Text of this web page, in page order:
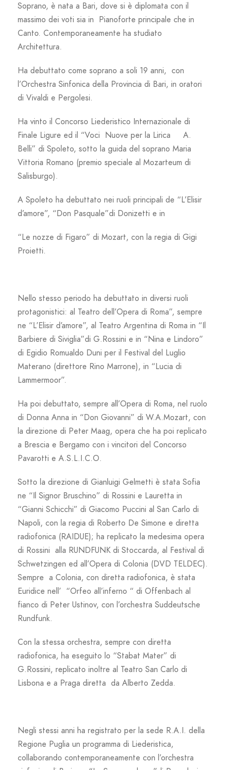
Soprano, è nata a Bari, dove si è diplomata con il
massimo dei voti sia in Pianoforte principale che in
Canto. Contemporaneamente ha studiato
Architettura.
Ha debuttato come soprano a soli 19 anni, con
l’Orchestra Sinfonica della Provincia di Bari, in oratori
di Vivaldi e Pergolesi.
Ha vinto il Concorso Liederistico Internazionale di
Finale Ligure ed il “Voci Nuove per la Lirica A.
Belli” di Spoleto, sotto la guida del soprano Maria
Vittoria Romano (premio speciale al Mozarteum di
Salisburgo).
A Spoleto ha debuttato nei ruoli principali de “L’Elisir
d’amore”, “Don Pasquale”di Donizetti e in
“Le nozze di Figaro” di Mozart, con la regia di Gigi
Proietti.
Nello stesso periodo ha debuttato in diversi ruoli
protagonistici: al Teatro dell’Opera di Roma”, sempre
ne “L’Elisir d’amore”, al Teatro Argentina di Roma in “Il
Barbiere di Siviglia”di G.Rossini e in “Nina e Lindoro”
di Egidio Romualdo Duni per il Festival del Luglio
Materano (direttore Rino Marrone), in “Lucia di
Lammermoor”.
Ha poi debuttato, sempre all’Opera di Roma, nel ruolo
di Donna Anna in “Don Giovanni” di W.A.Mozart, con
la direzione di Peter Maag, opera che ha poi replicato
a Brescia e Bergamo con i vincitori del Concorso
Pavarotti e A.S.L.I.C.O.
Sotto la direzione di Gianluigi Gelmetti è stata Sofia
ne “Il Signor Bruschino” di Rossini e Lauretta in
“Gianni Schicchi” di Giacomo Puccini al San Carlo di
Napoli, con la regia di Roberto De Simone e diretta
radiofonica (RAIDUE); ha replicato la medesima opera
di Rossini alla RUNDFUNK di Stoccarda, al Festival di
Schwetzingen ed all’Opera di Colonia (DVD TELDEC).
Sempre a Colonia, con diretta radiofonica, è stata
Euridice nell’ “Orfeo all’inferno “ di Offenbach al
fianco di Peter Ustinov, con l’orchestra Suddeutsche
Rundfunk.
Con la stessa orchestra, sempre con diretta
radiofonica, ha eseguito lo “Stabat Mater” di
G.Rossini, replicato inoltre al Teatro San Carlo di
Lisbona e a Praga diretta da Alberto Zedda.
Negli stessi anni ha registrato per la sede R.A.I. della
Regione Puglia un programma di Liederistica,
collaborando contemporaneamente con l’orchestra